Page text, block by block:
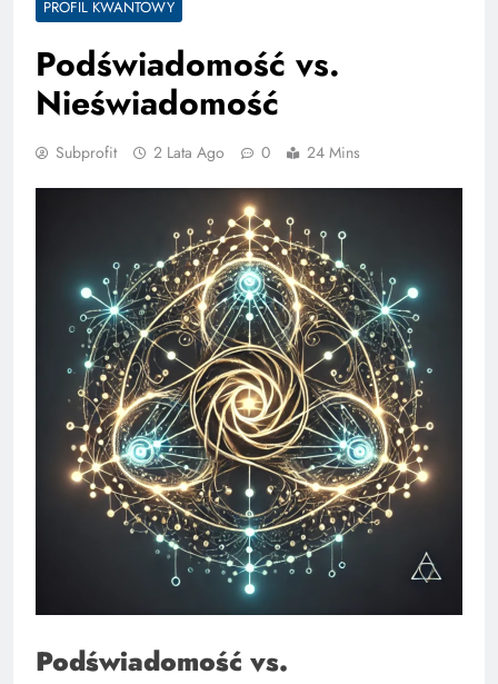
PROFIL KWANTOWY
Podświadomość vs.
Nieświadomość
Subprofit 2 Lata Ago 0 24 Mins
Podświadomość vs.